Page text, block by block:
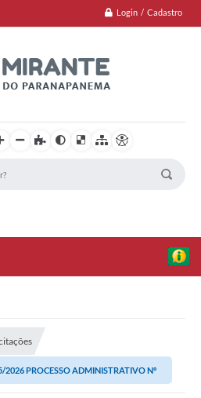
Login / Cadastro
2026 PROCESSO ADMINISTRATIVO Nº